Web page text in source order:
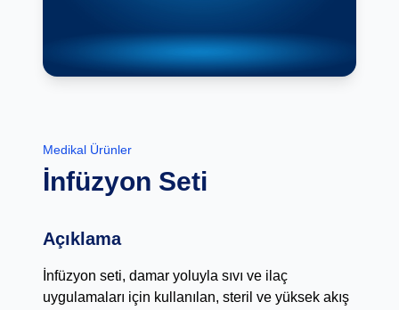
Medikal Ürünler
İnfüzyon Seti
Açıklama
İnfüzyon seti, damar yoluyla sıvı ve ilaç
uygulamaları için kullanılan, steril ve yüksek akış